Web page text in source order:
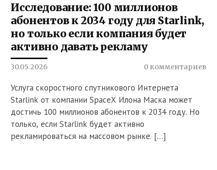
Исследование: 100 миллионов
абонентов к 2034 году для Starlink,
но только если компания будет
активно давать рекламу
30.05.2026 0 комментариев
Услуга скоростного спутникового Интернета
Starlink от компании SpaceX Илона Маска может
достичь 100 миллионов абонентов к 2034 году. Но
только, если Starlink будет активно
рекламироваться на массовом рынке. […]